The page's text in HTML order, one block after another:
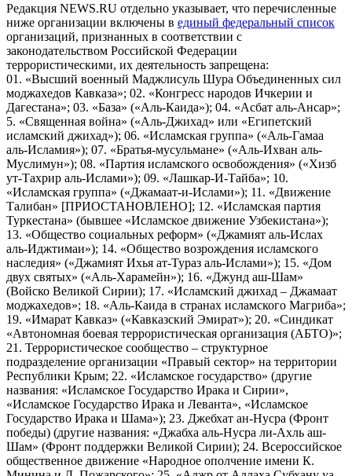
Редакция NEWS.RU отдельно указывает, что перечисленные
ниже организации включены в единый федеральный список
организаций, признанных в соответствии с
законодательством Российской Федерации
террористическими, их деятельность запрещена:
01. «Высший военный Маджлисуль Шура Объединенных сил
моджахедов Кавказа»; 02. «Конгресс народов Ичкерии и
Дагестана»; 03. «База» («Аль-Каида»); 04. «Асбат аль-Ансар»;
5. «Священная война» («Аль-Джихад» или «Египетский
исламский джихад»); 06. «Исламская группа» («Аль-Гамаа
аль-Исламия»); 07. «Братья-мусульмане» («Аль-Ихван аль-
Муслимун»); 08. «Партия исламского освобождения» («Хизб
ут-Тахрир аль-Ислами»); 09. «Лашкар-И-Тайба»; 10.
«Исламская группа» («Джамаат-и-Ислами»); 11. «Движение
Талибан» [ПРИОСТАНОВЛЕНО]; 12. «Исламская партия
Туркестана» (бывшее «Исламское движение Узбекистана»);
13. «Общество социальных реформ» («Джамият аль-Ислах
аль-Иджтимаи»); 14. «Общество возрождения исламского
наследия» («Джамият Ихья ат-Тураз аль-Ислами»); 15. «Дом
двух святых» («Аль-Харамейн»); 16. «Джунд аш-Шам»
(Войско Великой Сирии); 17. «Исламский джихад – Джамаат
моджахедов»; 18. «Аль-Каида в странах исламского Магриба»;
19. «Имарат Кавказ» («Кавказский Эмират»); 20. «Синдикат
«Автономная боевая террористическая организация (АБТО)»;
21. Террористическое сообщество – структурное
подразделение организации «Правый сектор» на территории
Республики Крым; 22. «Исламское государство» (другие
названия: «Исламское Государство Ирака и Сирии»,
«Исламское Государство Ирака и Леванта», «Исламское
Государство Ирака и Шама»); 23. Джебхат ан-Нусра (Фронт
победы) (другие названия: «Джабха аль-Нусра ли-Ахль аш-
Шам» (Фронт поддержки Великой Сирии); 24. Всероссийское
общественное движение «Народное ополчение имени К.